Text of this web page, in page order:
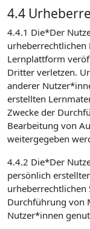
4.4
4.4.1 Die*Der
Lernplattform
Dritter verletzen.
anderer
erstellten
Zwecke der
Bearbeitung von
weitergegeben
4.4.2 Die*Der
persönlich
urheberrechtlichen
Durchführung von
Nutzer*innen